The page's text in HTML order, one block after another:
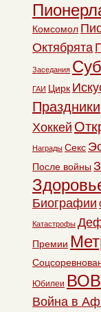
Комсомол
Октябрята
Заседания
ГАИ Цирк
Праздники
Хоккей
Награды Секс
После войны
Биографии
Катастрофы
Премии
Юбилеи ВОВ
Война в